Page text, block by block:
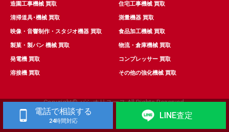
電話で相談する
24時間対応
LINE査定
造園工事機械 買取 住宅工事機械 買取
清掃道具･機械 買取 測量機器 買取
映像・音響制作・スタジオ機器 買取 食品加工機械 買取
製菓・製パン 機械 買取 物流・倉庫機械 買取
発電機 買取 コンプレッサー 買取
溶接機 買取 その他の強化機械 買取
Copyright© パシオリユース All Rights Reserved.